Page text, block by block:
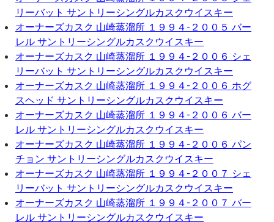
リーバット サントリーシングルカスクウイスキー
オーナーズカスク 山崎蒸溜所 １９９４-２００５ バー
レル サントリーシングルカスクウイスキー
オーナーズカスク 山崎蒸溜所 １９９４-２００６ シェ
リーバット サントリーシングルカスクウイスキー
オーナーズカスク 山崎蒸溜所 １９９４-２００６ ホグ
スヘッド サントリーシングルカスクウイスキー
オーナーズカスク 山崎蒸溜所 １９９４-２００６ バー
レル サントリーシングルカスクウイスキー
オーナーズカスク 山崎蒸溜所 １９９４-２００６ パン
チョン サントリーシングルカスクウイスキー
オーナーズカスク 山崎蒸溜所 １９９４-２００７ シェ
リーバット サントリーシングルカスクウイスキー
オーナーズカスク 山崎蒸溜所 １９９４-２００７ バー
レル サントリーシングルカスクウイスキー